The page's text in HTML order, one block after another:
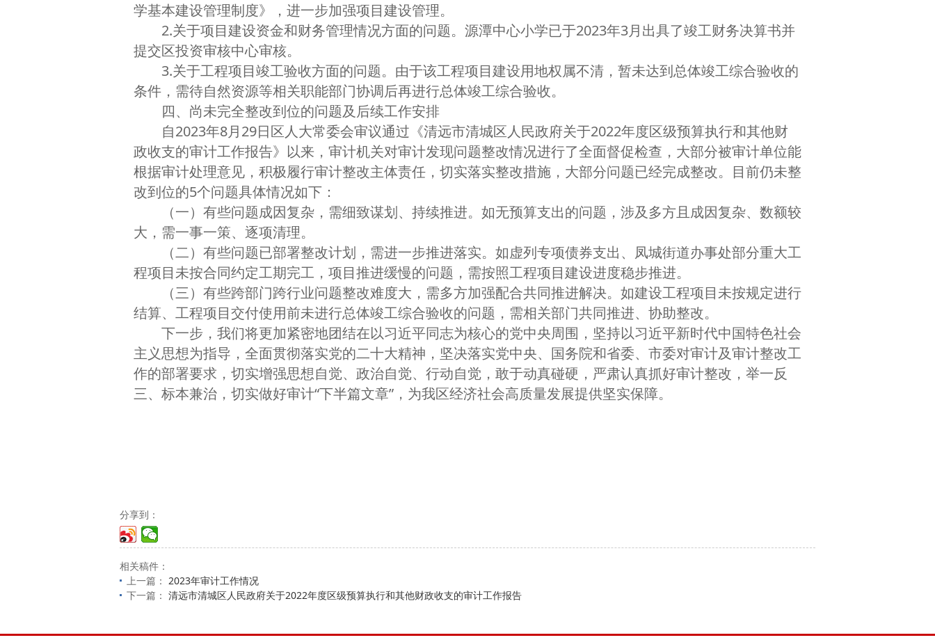
学基本建设管理制度》，进一步加强项目建设管理。
2.关于项目建设资金和财务管理情况方面的问题。源潭中心小学已于2023年3月出具了竣工财务决算书并
提交区投资审核中心审核。
3.关于工程项目竣工验收方面的问题。由于该工程项目建设用地权属不清，暂未达到总体竣工综合验收的
条件，需待自然资源等相关职能部门协调后再进行总体竣工综合验收。
四、尚未完全整改到位的问题及后续工作安排
自2023年8月29日区人大常委会审议通过《清远市清城区人民政府关于2022年度区级预算执行和其他财
政收支的审计工作报告》以来，审计机关对审计发现问题整改情况进行了全面督促检查，大部分被审计单位能
根据审计处理意见，积极履行审计整改主体责任，切实落实整改措施，大部分问题已经完成整改。目前仍未整
改到位的5个问题具体情况如下：
（一）有些问题成因复杂，需细致谋划、持续推进。如无预算支出的问题，涉及多方且成因复杂、数额较
大，需一事一策、逐项清理。
（二）有些问题已部署整改计划，需进一步推进落实。如虚列专项债券支出、凤城街道办事处部分重大工
程项目未按合同约定工期完工，项目推进缓慢的问题，需按照工程项目建设进度稳步推进。
（三）有些跨部门跨行业问题整改难度大，需多方加强配合共同推进解决。如建设工程项目未按规定进行
结算、工程项目交付使用前未进行总体竣工综合验收的问题，需相关部门共同推进、协助整改。
下一步，我们将更加紧密地团结在以习近平同志为核心的党中央周围，坚持以习近平新时代中国特色社会
主义思想为指导，全面贯彻落实党的二十大精神，坚决落实党中央、国务院和省委、市委对审计及审计整改工
作的部署要求，切实增强思想自觉、政治自觉、行动自觉，敢于动真碰硬，严肃认真抓好审计整改，举一反
三、标本兼治，切实做好审计“下半篇文章”，为我区经济社会高质量发展提供坚实保障。
分享到：
相关稿件：
上一篇： 2023年审计工作情况
下一篇： 清远市清城区人民政府关于2022年度区级预算执行和其他财政收支的审计工作报告